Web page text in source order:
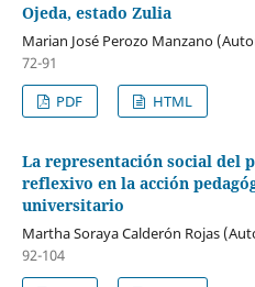
Ojeda, estado Zulia
Marian José Perozo Manzano
72-91
PDF
HTML
La representación social del
reflexivo en la acción
universitario
Martha Soraya Calderón Rojas
92-104